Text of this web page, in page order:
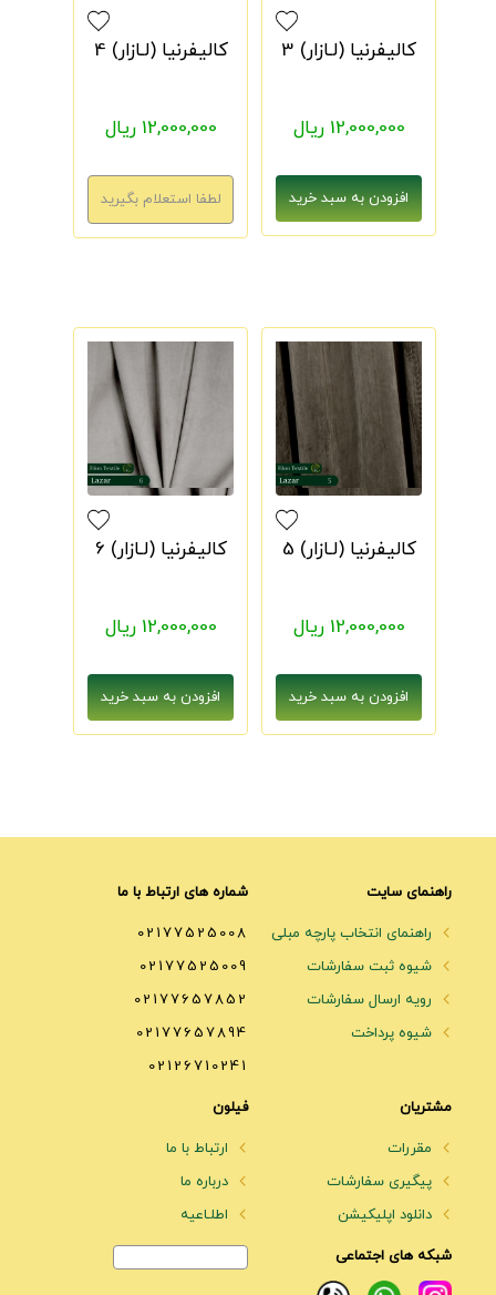
کالیفرنیا (لـازار) 3
12,000,000 ریال
کالیفرنیا (لـازار) 4
12,000,000 ریال
کالیفرنیا (لـازار) 5
12,000,000 ریال
کالیفرنیا (لـازار) 6
12,000,000 ریال
راهنمای سایت
راهنمای انتخاب پارچه مبلی
شیوه ثبت سفارشات
رویه ارسال سفارشات
شیوه پرداخت
شماره های ارتباط با ما
02177525008
02177525009
02177657852
02177657894
02126710241
مشتریان
مقررات
پیگیری سفارشات
دانلود اپلیکیشن
فیلون
ارتباط با ما
درباره ما
اطلـاعیه
شبکه های اجتماعی